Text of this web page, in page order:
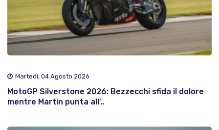
Martedì, 04 Agosto 2026
MotoGP Silverstone 2026: Bezzecchi sfida il dolore
mentre Martin punta all'..